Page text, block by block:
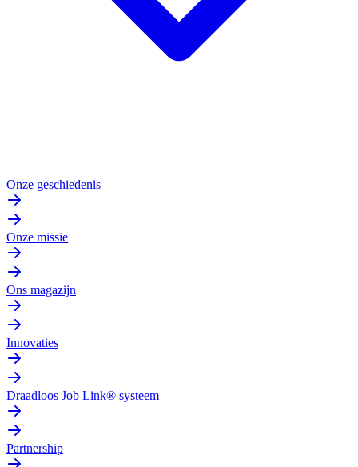
Onze geschiedenis
Onze missie
Ons magazijn
Innovaties
Draadloos Job Link® systeem
Partnership